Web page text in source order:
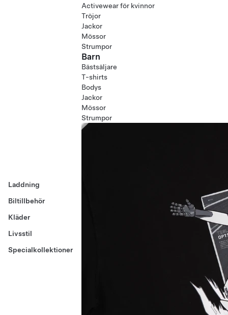
Laddning
Biltillbehör
Kläder
Livsstil
Specialkollektioner
Activewear för kvinnor
Tröjor
Jackor
Mössor
Strumpor
Barn
Bästsäljare
T-shirts
Bodys
Jackor
Mössor
Strumpor